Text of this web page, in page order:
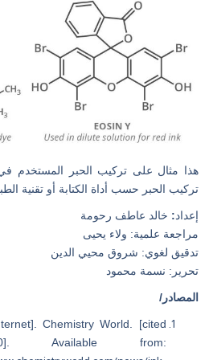
هذا مثال على تركيب الحبر المستخدم
تركيب الحبر حسب أداة الكتابة أو تقنية
إعداد: خالد عاطف رحومة
مراجعة علمية: ولاء يحيى
تدقيق لغوي: شروق محيي الدين
تحرير: نسمة محمود
المصادر/
Chemistry World. [cited
Available from: